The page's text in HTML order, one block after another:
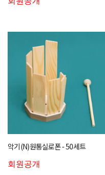
악기(N)원통실로폰 - 50세트
회원공개